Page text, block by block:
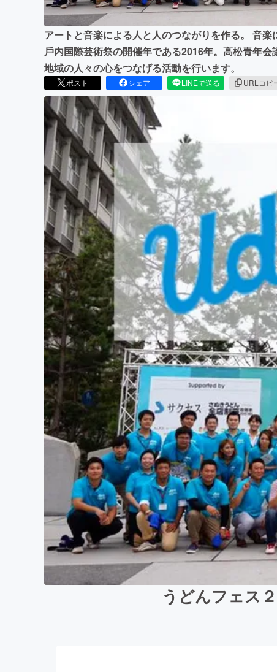
アートと音楽による人と人のつながりを作る。 音
⼾内国際芸術祭の開催年である2016年。⾼松⻘年会
地域の人々の⼼をつなげる活動を⾏います。
ポスト シェア LINEで送る URLコピ
うどんフェス